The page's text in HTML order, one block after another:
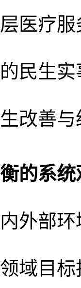
医疗
民生
改善
的系统
外部
域目